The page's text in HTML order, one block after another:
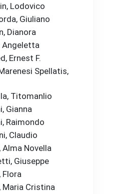
Lodovico
Giuliano
Dianora
Angeletta
Ernest F.
Spellatis,
Titomanlio
Gianna
Raimondo
Claudio
Novella
Giuseppe
Flora
Maria Cristina